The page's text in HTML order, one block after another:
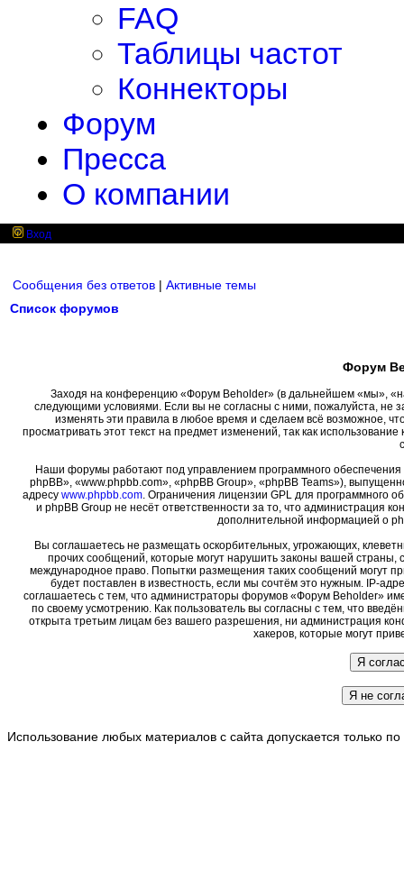
FAQ
Таблицы частот
Коннекторы
Форум
Пресса
О компании
Вход
Сообщения без ответов | Активные темы
Список форумов
Форум
Заходя на конференцию «Форум Beholder» (в дальнейшем «мы»,
следующими условиями. Если вы не согласны с ними, пожалуйста, не
изменять эти правила в любое время и сделаем всё возможное,
просматривать этот текст на предмет изменений, так как
Наши форумы работают под управлением программного
phpBB», «www.phpbb.com», «phpBB Group», «phpBB Teams»),
адресу www.phpbb.com. Ограничения лицензии GPL для программного
и phpBB Group не несёт ответственности за то, что администрация
дополнительной информацией о
Вы соглашаетесь не размещать оскорбительных, угрожающих,
прочих сообщений, которые могут нарушить законы вашей страны,
международное право. Попытки размещения таких сообщений могут
будет поставлен в известность, если мы сочтём это нужным. IP-
соглашаетесь с тем, что администраторы форумов «Форум Beholder»
по своему усмотрению. Как пользователь вы согласны с тем, что
открыта третьим лицам без вашего разрешения, ни администрация
хакеров, которые могут
Использование любых материалов с сайта допускается только